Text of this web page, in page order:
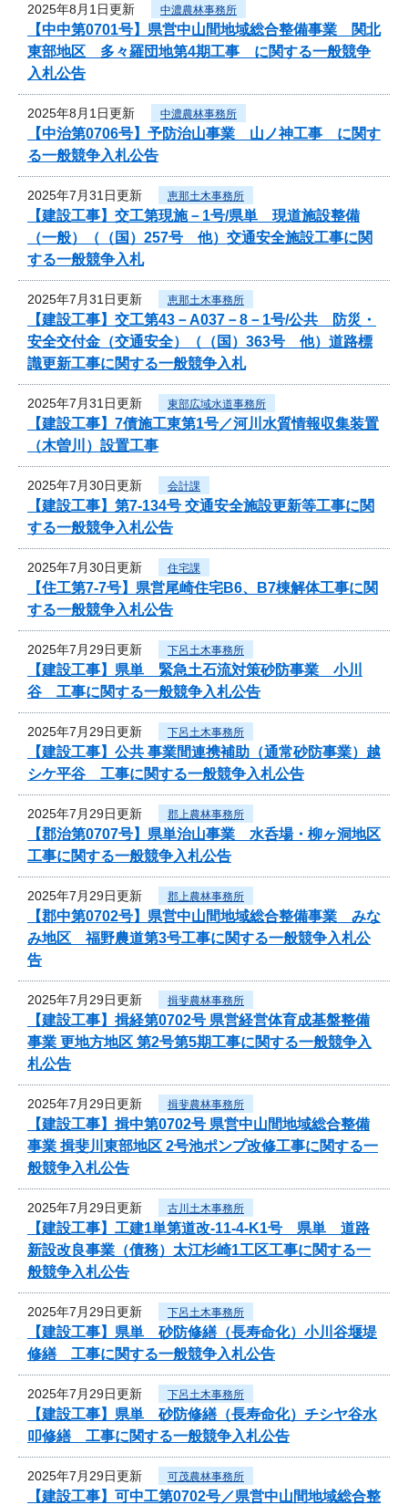
2025年8月1日更新 中濃農林事務所
【中中第0701号】県営中山間地域総合整備事業 関北
東部地区 多々羅団地第4期工事 に関する一般競争
入札公告
2025年8月1日更新 中濃農林事務所
【中治第0706号】予防治山事業 山ノ神工事 に関す
る一般競争入札公告
2025年7月31日更新 恵那土木事務所
【建設工事】交工第現施－1号/県単 現道施設整備
（一般）（（国）257号 他）交通安全施設工事に関
する一般競争入札
2025年7月31日更新 恵那土木事務所
【建設工事】交工第43－A037－8－1号/公共 防災・
安全交付金（交通安全）（（国）363号 他）道路標
識更新工事に関する一般競争入札
2025年7月31日更新 東部広域水道事務所
【建設工事】7債施工東第1号／河川水質情報収集装置
（木曽川）設置工事
2025年7月30日更新 会計課
【建設工事】第7-134号 交通安全施設更新等工事に関
する一般競争入札公告
2025年7月30日更新 住宅課
【住工第7-7号】県営尾崎住宅B6、B7棟解体工事に関
する一般競争入札公告
2025年7月29日更新 下呂土木事務所
【建設工事】県単 緊急土石流対策砂防事業 小川
谷 工事に関する一般競争入札公告
2025年7月29日更新 下呂土木事務所
【建設工事】公共 事業間連携補助（通常砂防事業）越
シケ平谷 工事に関する一般競争入札公告
2025年7月29日更新 郡上農林事務所
【郡治第0707号】県単治山事業 水呑場・柳ヶ洞地区
工事に関する一般競争入札公告
2025年7月29日更新 郡上農林事務所
【郡中第0702号】県営中山間地域総合整備事業 みな
み地区 福野農道第3号工事に関する一般競争入札公
告
2025年7月29日更新 揖斐農林事務所
【建設工事】揖経第0702号 県営経営体育成基盤整備
事業 更地方地区 第2号第5期工事に関する一般競争入
札公告
2025年7月29日更新 揖斐農林事務所
【建設工事】揖中第0702号 県営中山間地域総合整備
事業 揖斐川東部地区 2号池ポンプ改修工事に関する一
般競争入札公告
2025年7月29日更新 古川土木事務所
【建設工事】工建1単第道改-11-4-K1号 県単 道路
新設改良事業（債務）太江杉崎1工区工事に関する一
般競争入札公告
2025年7月29日更新 下呂土木事務所
【建設工事】県単 砂防修繕（長寿命化）小川谷堰堤
修繕 工事に関する一般競争入札公告
2025年7月29日更新 下呂土木事務所
【建設工事】県単 砂防修繕（長寿命化）チシヤ谷水
叩修繕 工事に関する一般競争入札公告
2025年7月29日更新 可茂農林事務所
【建設工事】可中工第0702号／県営中山間地域総合整